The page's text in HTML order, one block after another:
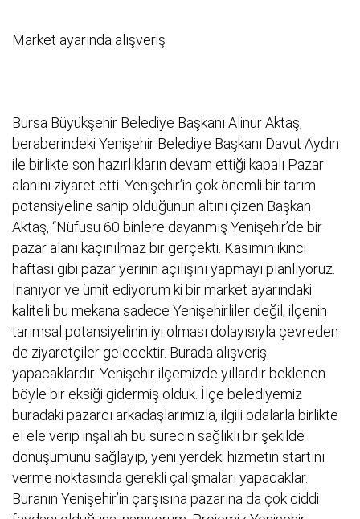
Market ayarında alışveriş
Bursa Büyükşehir Belediye Başkanı Alinur Aktaş,
beraberindeki Yenişehir Belediye Başkanı Davut Aydın
ile birlikte son hazırlıkların devam ettiği kapalı Pazar
alanını ziyaret etti. Yenişehir’in çok önemli bir tarım
potansiyeline sahip olduğunun altını çizen Başkan
Aktaş, “Nüfusu 60 binlere dayanmış Yenişehir’de bir
pazar alanı kaçınılmaz bir gerçekti. Kasımın ikinci
haftası gibi pazar yerinin açılışını yapmayı planlıyoruz.
İnanıyor ve ümit ediyorum ki bir market ayarındaki
kaliteli bu mekana sadece Yenişehirliler değil, ilçenin
tarımsal potansiyelinin iyi olması dolayısıyla çevreden
de ziyaretçiler gelecektir. Burada alışveriş
yapacaklardır. Yenişehir ilçemizde yıllardır beklenen
böyle bir eksiği gidermiş olduk. İlçe belediyemiz
buradaki pazarcı arkadaşlarımızla, ilgili odalarla birlikte
el ele verip inşallah bu sürecin sağlıklı bir şekilde
dönüşümünü sağlayıp, yeni yerdeki hizmetin startını
verme noktasında gerekli çalışmaları yapacaklar.
Buranın Yenişehir’in çarşısına pazarına da çok ciddi